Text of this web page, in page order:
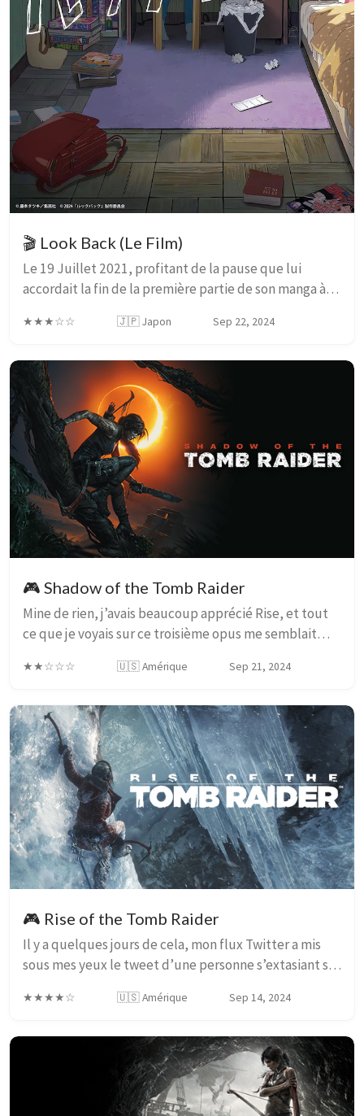
🎬 Look Back (Le Film)
Le 19 Juillet 2021, profitant de la pause que lui
accordait la fin de la première partie de son manga à
publiait le one-shot Look Back, et celui-ci av...
★★★☆☆ 🇯🇵 Japon Sep 22, 2024
🎮 Shadow of the Tomb Raider
Mine de rien, j’avais beaucoup apprécié Rise, et tout
ce que je voyais sur ce troisième opus me semblait
précédent, pas de saloperies multi-jo...
★★☆☆☆ 🇺🇸 Amérique Sep 21, 2024
🎮 Rise of the Tomb Raider
Il y a quelques jours de cela, mon flux Twitter a mis
sous mes yeux le tweet d’une personne s’extasiant sur
Raider. Ayant toujours apprécié ceux de ...
★★★★☆ 🇺🇸 Amérique Sep 14, 2024